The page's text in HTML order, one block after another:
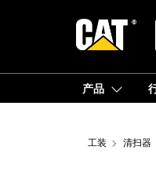
产品
工装 清扫器